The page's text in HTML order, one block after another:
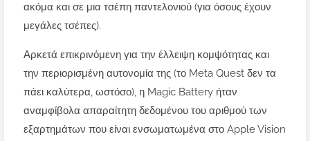
ακόμα και σε μια τσέπη παντελονιού (για όσους έχουν
μεγάλες τσέπες).
Αρκετά επικρινόμενη για την έλλειψη κομψότητας και
την περιορισμένη αυτονομία της (το Meta Quest δεν τα
πάει καλύτερα, ωστόσο), η Magic Battery ήταν
αναμφίβολα απαραίτητη δεδομένου του αριθμού των
εξαρτημάτων που είναι ενσωματωμένα στο Apple Vision